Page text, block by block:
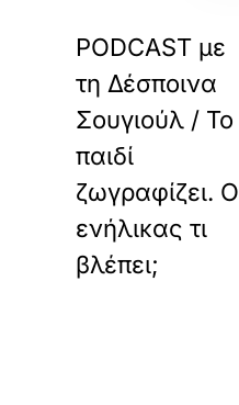
PODCAST με
τη Δέσποινα
Σουγιούλ / Το
παιδί
ζωγραφίζει. Ο
ενήλικας τι
βλέπει;